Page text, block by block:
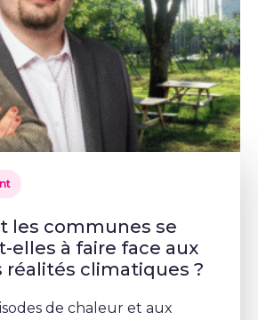
les communes se
elles à faire face aux
réalités climatiques ?
de chaleur et aux